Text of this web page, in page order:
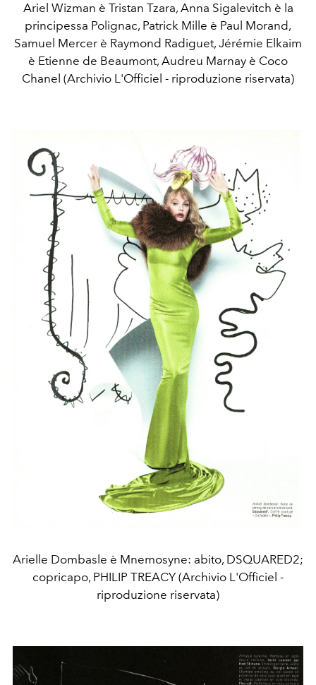
Ariel Wizman è Tristan Tzara, Anna Sigalevitch è la
principessa Polignac, Patrick Mille è Paul Morand,
Samuel Mercer è Raymond Radiguet, Jérémie Elkaim
è Etienne de Beaumont, Audreu Marnay è Coco
Chanel (Archivio L'Officiel - riproduzione riservata)
Arielle Dombasle è Mnemosyne: abito, DSQUARED2;
copricapo, PHILIP TREACY (Archivio L'Officiel -
riproduzione riservata)